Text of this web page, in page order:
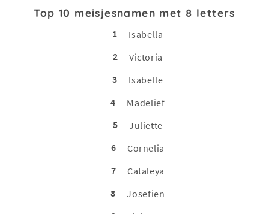
Top 10 meisjesnamen met 8 letters
1
Isabella
2
Victoria
3
Isabelle
4
Madelief
5
Juliette
6
Cornelia
7
Cataleya
8
Josefien